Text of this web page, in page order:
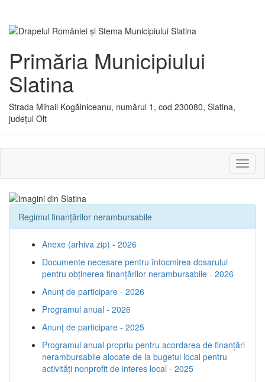
Primăria Municipiului
Slatina
Strada Mihail Kogălniceanu, numărul 1, cod 230080, Slatina,
județul Olt
sau
Regimul finanțărilor nerambursabile
Anexe (arhiva zip) - 2026
Documente necesare pentru întocmirea dosarului
pentru obținerea finanțărilor nerambursabile - 2026
Anunț de participare - 2026
Programul anual - 2026
Anunț de participare - 2025
Programul anual propriu pentru acordarea de finanţări
nerambursabile alocate de la bugetul local pentru
activităţi nonprofit de interes local - 2025